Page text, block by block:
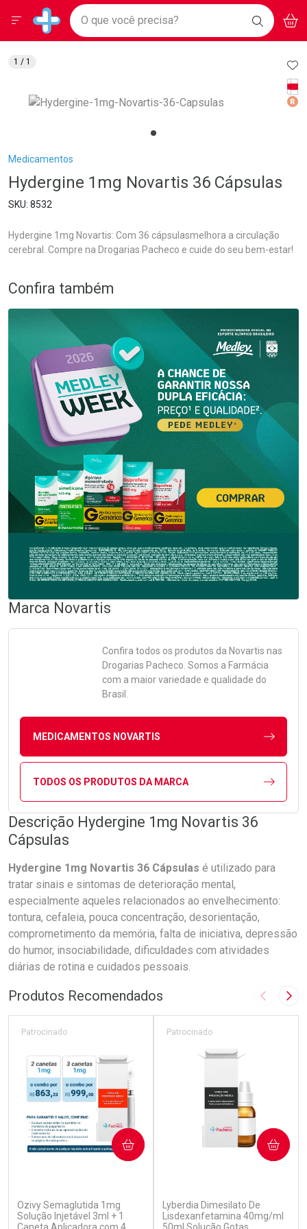
Drogarias Pacheco
Baixe nosso APP e aproveite Ofertas Exclusivas!
BAIXE
O APP
Ir direto para a home
pela página
Ir direto para o conteúdo
Ir direto para a busca
Ir direto para a conta
Ir direto para a notificações
Ir direto para o carrinho
Faça a sua busca
O que você precisa? BUSCAR
Menu
Breadcrumb
Medicamentos
Hydergine 1mg Novartis 36 Cápsulas
8532
Hydergine 1mg Novartis: Com 36 cápsulasmelhora a circulação
cerebral. Compre na Drogarias Pacheco e cuide do seu bem-estar!
1 / 1
Confira também
Marca Novartis
Confira todos os produtos da Novartis nas
Drogarias Pacheco. Somos a Farmácia
com a maior variedade e qualidade do
Brasil.
MEDICAMENTOS NOVARTIS
TODOS OS PRODUTOS DA MARCA
Descrição Hydergine 1mg Novartis 36
Cápsulas
Hydergine 1mg Novartis 36 Cápsulas é utilizado para
tratar sinais e sintomas de deterioração mental,
especialmente aqueles relacionados ao envelhecimento:
tontura, cefaleia, pouca concentração, desorientação,
comprometimento da memória, falta de iniciativa, depressão
do humor, insociabilidade, dificuldades com atividades
diárias de rotina e cuidados pessoais.
Produtos Recomendados Imagem
Ozivy Semaglutida 1mg
Solução Injetável 3ml + 1
Patrocinado
COMPRAR
Lyberdia Dimesilato De
Lisdexanfetamina 40mg/ml
Patrocinado
COMPRAR